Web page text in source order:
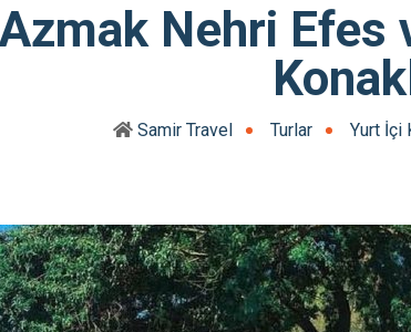
Nehri Efes
Samir Travel Turlar Yurt İçi